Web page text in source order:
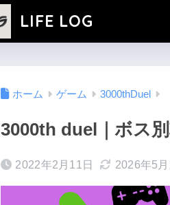
LIFE LOG
ホーム ゲーム 3000thDuel
3000th duel｜ボス
2022年2月11日 2026年5月